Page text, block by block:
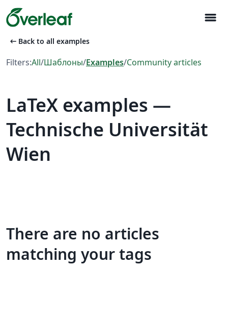
menu
arrow_left_alt Back to all examples
Filters:All/Шаблоны/Examples/Community articles
LaTeX examples —
Technische Universität
Wien
There are no articles
matching your tags